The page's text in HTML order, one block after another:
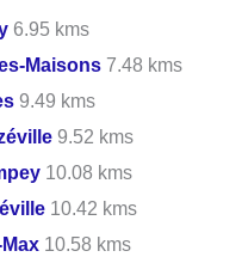
6.95 kms
Maisons 7.48 kms
9.49 kms
9.52 kms
10.08 kms
10.42 kms
10.58 kms